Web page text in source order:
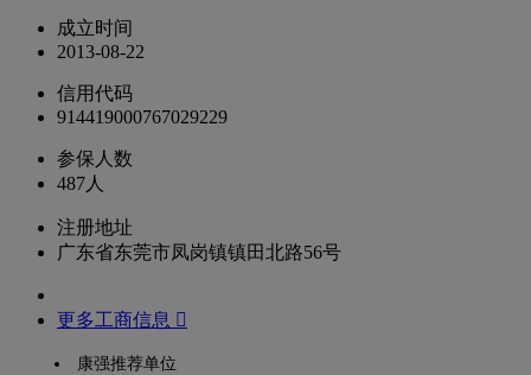
成立时间
2013-08-22
信用代码
914419000767029229
参保人数
487人
注册地址
广东省东莞市凤岗镇镇田北路56号
更多工商信息 
康强推荐单位